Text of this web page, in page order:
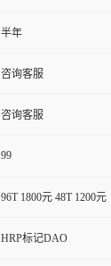
半年
咨询客服
咨询客服
99
96T 1800元 48T 1200元
HRP标记DAO